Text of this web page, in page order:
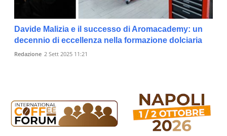
Davide Malizia e il successo di Aromacademy: un
decennio di eccellenza nella formazione dolciaria
Redazione 2 Sett 2025 11:21